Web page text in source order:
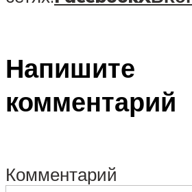
Напишите
комментарий
Комментарий